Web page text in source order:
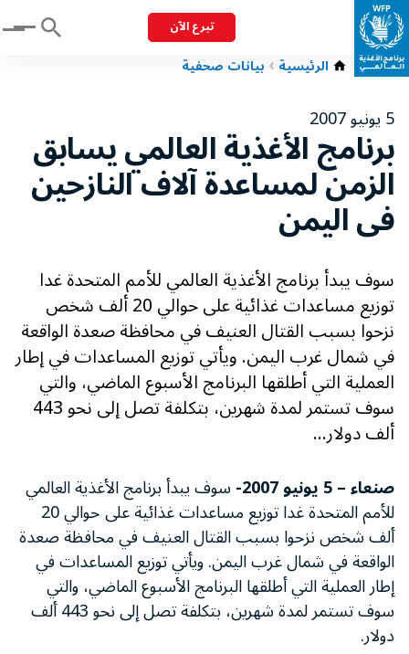
تبرع الآن Menu
الرئيسية بيانات صحفية
5 يونيو 2007
برنامج الأغذية العالمي يسابق
الزمن لمساعدة آلاف النازحين
فى اليمن
سوف يبدأ برنامج الأغذية العالمي للأمم المتحدة غدا
توزيع مساعدات غذائية على حوالي 20 ألف شخص
نزحوا بسبب القتال العنيف في محافظة صعدة الواقعة
في شمال غرب اليمن. ويأتي توزيع المساعدات في إطار
العملية التي أطلقها البرنامج الأسبوع الماضي، والتي
سوف تستمر لمدة شهرين، بتكلفة تصل إلى نحو 443
ألف دولار...
صنعاء – 5 يونيو 2007- سوف يبدأ برنامج الأغذية العالمي
للأمم المتحدة غدا توزيع مساعدات غذائية على حوالي 20
ألف شخص نزحوا بسبب القتال العنيف في محافظة صعدة
الواقعة في شمال غرب اليمن. ويأتي توزيع المساعدات في
إطار العملية التي أطلقها البرنامج الأسبوع الماضي، والتي
سوف تستمر لمدة شهرين، بتكلفة تصل إلى نحو 443 ألف
دولار.